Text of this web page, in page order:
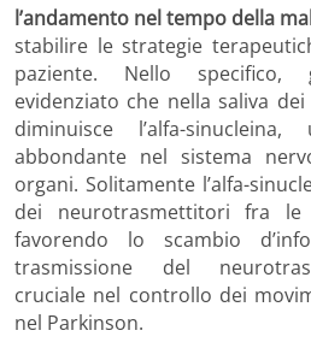
l’andamento nel tempo della
stabilire le strategie
paziente. Nello specifico,
evidenziato che nella saliva
diminuisce l’alfa-
abbondante nel sistema
organi. Solitamente l’alfa-
dei neurotrasmettitori fra le
favorendo lo scambio
trasmissione del
cruciale nel controllo dei
nel Parkinson.